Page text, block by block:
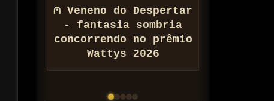
⩀ Veneno do Despertar
- fantasia sombria
concorrendo no prêmio
Wattys 2026
⚠ Conheça Zona de
Barateamento
Populacional do
Arquivo Nix